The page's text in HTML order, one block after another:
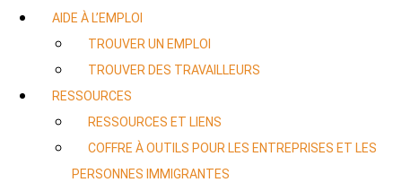
AIDE À L’EMPLOI
TROUVER UN EMPLOI
TROUVER DES TRAVAILLEURS
RESSOURCES
RESSOURCES ET LIENS
COFFRE À OUTILS POUR LES ENTREPRISES ET LES
PERSONNES IMMIGRANTES